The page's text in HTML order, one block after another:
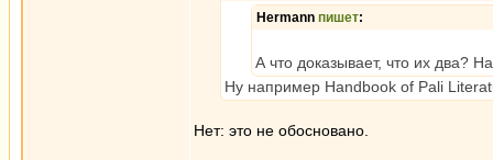
Hermann пишет:
А что доказывает, что их два?
Ну например Handbook of Pali
Нет: это не обосновано.